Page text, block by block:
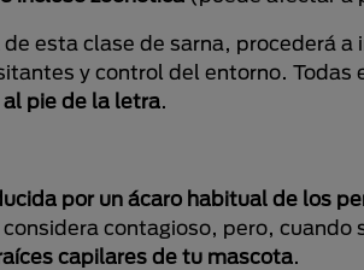
esta clase de sarna, procederá
y control del entorno.
pie de la letra.
por un ácaro habitual de los
contagioso, pero,
capilares de tu mascota.